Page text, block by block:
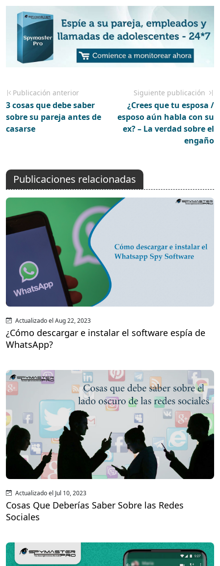
Publicación anterior
3 cosas que debe saber
sobre su pareja antes de
casarse
Siguiente publicación
¿Crees que tu esposa /
esposo aún habla con su
ex? – La verdad sobre el
engaño
Publicaciones relacionadas
Actualizado el Aug 22, 2023
¿Cómo descargar e instalar el software espía de
WhatsApp?
Actualizado el Jul 10, 2023
Cosas Que Deberías Saber Sobre las Redes
Sociales